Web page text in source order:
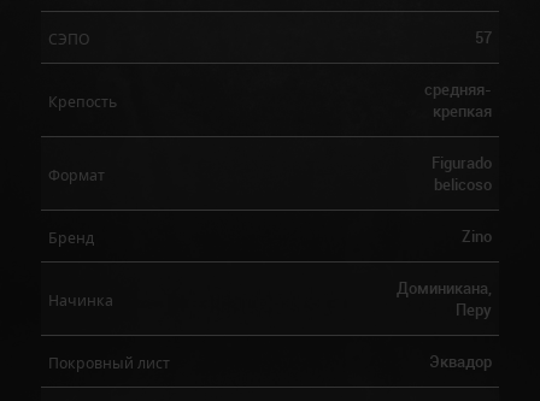
СЭПО 57
Крепость
средняя-
крепкая
Формат
Figurado
belicoso
Бренд Zino
Начинка
Доминикана,
Перу
Покровный лист Эквадор